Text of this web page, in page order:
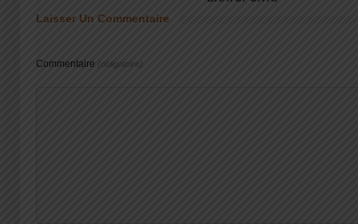
Laisser Un Commentaire
Commentaire (obligatoire)